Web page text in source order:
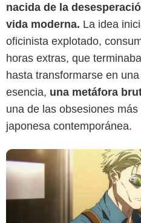
nacida de la
vida moderna. La idea
oficinista explotado,
horas extras, que
hasta transformarse en
esencia, una metáfora
una de las obsesiones
japonesa contemporánea.